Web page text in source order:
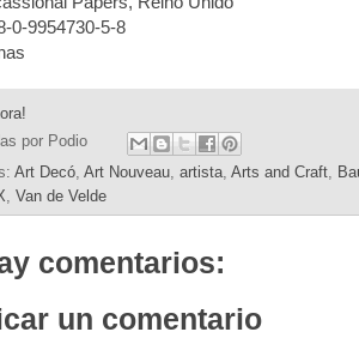
0-9954730-5-8
por Podio
Art Decó Art Nouveau artista Arts and Craft
Van de Velde
comentarios:
un comentario